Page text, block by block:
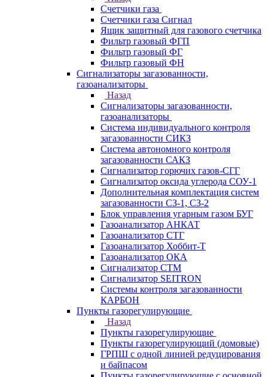
Счетчики газа
Счетчики газа Сигнал
Ящик защитный для газового счетчика
Фильтр газовый ФГП
Фильтр газовый ФГ
Фильтр газовый ФН
Сигнализаторы загазованности,
газоанализаторы
Назад
Сигнализаторы загазованности,
газоанализаторы
Система индивидуального контроля
загазованности СИКЗ
Система автономного контроля
загазованности САКЗ
Сигнализатор горючих газов-СГГ
Сигнализатор оксида углерода СОУ-1
Дополнительная комплектация систем
загазованности СЗ-1, СЗ-2
Блок управления угарным газом БУГ
Газоанализатор АНКАТ
Газоанализатор СТГ
Газоанализатор Хоббит-Т
Газоанализатор ОКА
Сигнализатор СТМ
Сигнализатор SEITRON
Системы контроля загазованности
КАРБОН
Пункты газорегулирующие
Назад
Пункты газорегулирующие
Пункты газорегулирующий (домовые)
ГРПШ с одной линией редуцирования
и байпасом